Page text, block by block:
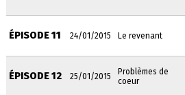
ÉPISODE 11 24/01/2015 Le revenant
ÉPISODE 12 25/01/2015
Problèmes de
coeur